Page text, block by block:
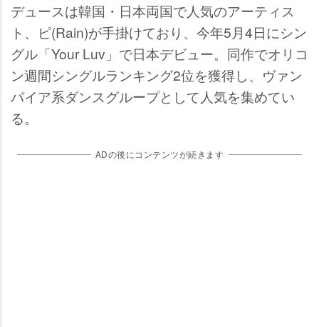
デュースは韓国・日本両国で人気のアーティス
ト、ピ(Rain)が手掛けており、今年5月4日にシン
グル「Your Luv」で日本デビュー。同作でオリコ
ン週間シングルランキング2位を獲得し、ヴァン
パイア系ダンスグループとして人気を集めてい
る。
ADの後にコンテンツが続きます